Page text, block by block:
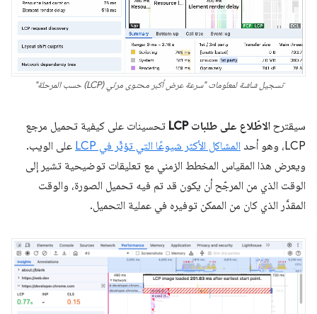
تسجيل شاشة لمعلومات "سرعة عرض أكبر محتوى مرئي (LCP) حسب المرحلة"
سيقترح الاطّلاع على طلبات LCP
تحسينات على كيفية تحميل مرجع
LCP، وهو أحد
المشاكل الأكثر شيوعًا التي تؤثّر في LCP
على الويب.
ويعرض هذا المقياس المخطط الزمني مع تعليقات توضيحية تشير إلى
الوقت الذي من المرجّح أن يكون قد تم فيه تحميل الصورة، والوقت
المقدَّر الذي كان من الممكن توفيره في عملية التحميل.